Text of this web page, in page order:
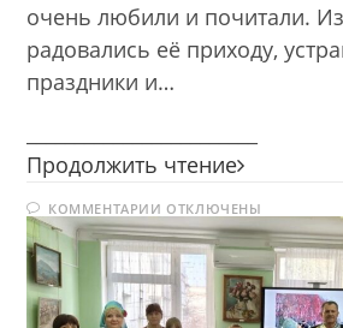
очень любили и почитали.
радовались её приходу,
праздники и…
Продолжить чтение Первоцветы
КОММЕНТАРИИ К
ЗАПИСИ
ПЕРВОЦВЕТЫ
ТРАДИЦИЙ
ОТКЛЮЧЕНЫ